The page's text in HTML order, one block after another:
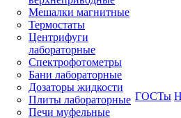
Мешалки магнитные
Термостаты
Центрифуги
лабораторные
Спектрофотометры
Бани лабораторные
Дозаторы жидкости
Плиты лабораторные
Печи муфельные
ГОСТы